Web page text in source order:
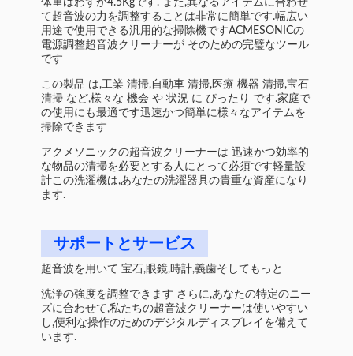
体重はわずか4.5Kgです. また,異なるアイテムに合わせ
て超音波の力を調整することは非常に簡単です.幅広い
用途で使用できる汎用的な掃除機ですACMESONICの
電源調整超音波クリーナーが そのための完璧なツール
です
この製品 は,工業 清掃,自動車 清掃,医療 機器 清掃,宝石
清掃 など,様々な 機会 や 状況 に ぴったり です.家庭で
の使用にも最適です迅速かつ簡単に様々なアイテムを
掃除できます
アクメソニックの超音波クリーナーは 迅速かつ効率的
な物品の清掃を必要とする人にとって必須です軽量設
計この洗濯機は,あなたの洗濯器具の貴重な資産になり
ます.
サポートとサービス
超音波を用いて 宝石,眼鏡,時計,義歯そしてもっと
洗浄の強度を調整できます さらに,あなたの特定のニー
ズに合わせて,私たちの超音波クリーナーは使いやすい
し,便利な操作のためのデジタルディスプレイを備えて
います.